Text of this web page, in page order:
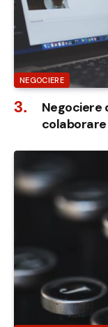
NEGOCIERE
Negociere